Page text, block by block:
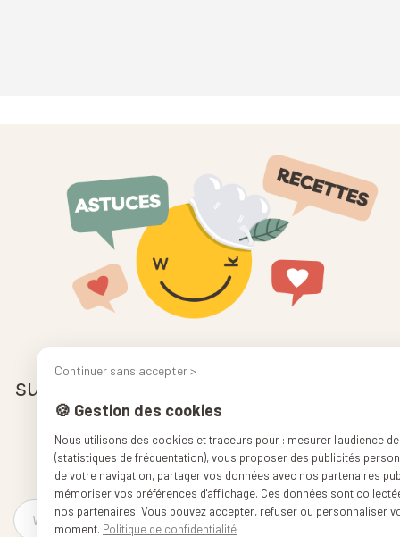
Ça fait du bien de cuisiner,
surtout quand on est bien équipé.
🍳 Nos conseils pour cuisiner simplement
📬 Nouveautés & offres en avant-première
Continuer sans accepter >
🍪 Gestion des cookies
Nous utilisons des cookies et traceurs pour : mesurer l'audience
(statistiques de fréquentation), vous proposer des publicités
de votre navigation, partager vos données avec nos partenaires
mémoriser vos préférences d'affichage. Ces données sont
nos partenaires. Vous pouvez accepter, refuser ou personnaliser
moment. Politique de confidentialité